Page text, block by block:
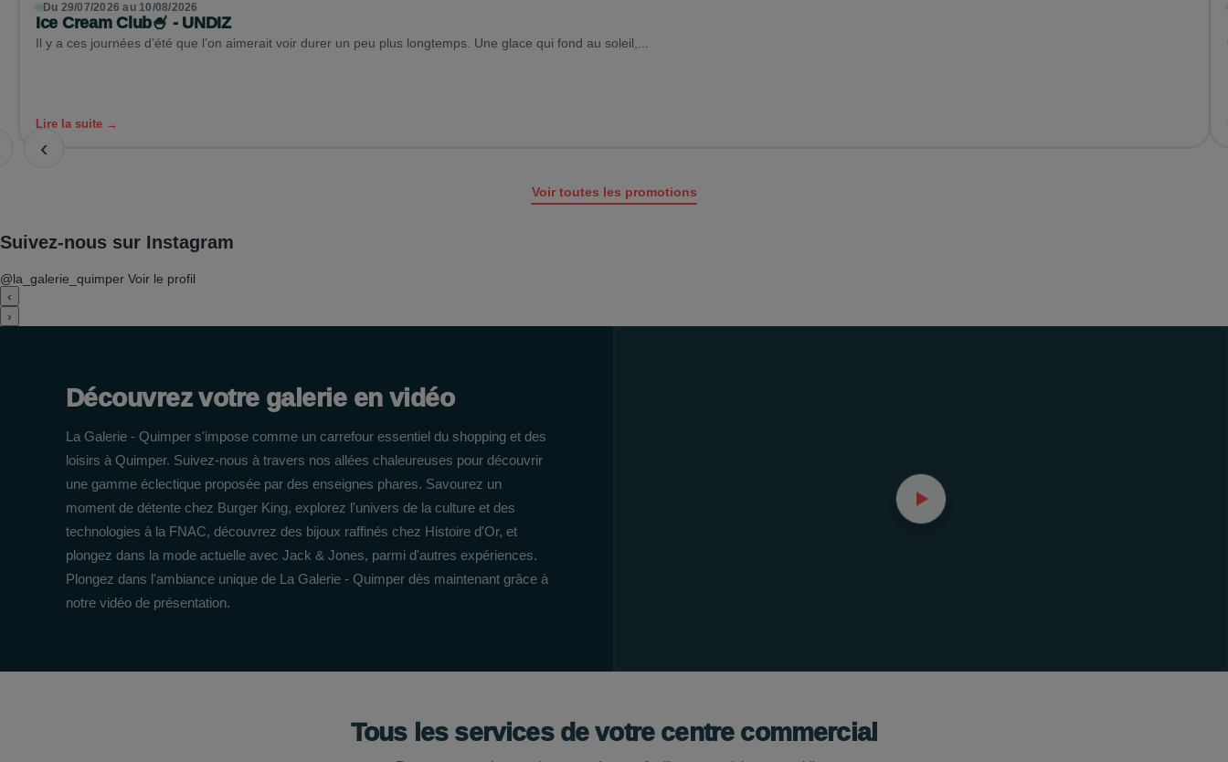
Du 29/07/2026 au 10/08/2026
Ice Cream Club🍧 - UNDIZ
Il y a ces journées d’été que l’on aimerait voir durer un peu plus longtemps. Une glace qui fond au soleil,...
Lire la suite →
‹
Voir toutes les promotions
Suivez-nous sur Instagram
@la_galerie_quimper Voir le profil
‹
›
Découvrez votre galerie en vidéo
La Galerie - Quimper s'impose comme un carrefour essentiel du shopping et des
loisirs à Quimper. Suivez-nous à travers nos allées chaleureuses pour découvrir
une gamme éclectique proposée par des enseignes phares. Savourez un
moment de détente chez Burger King, explorez l'univers de la culture et des
technologies à la FNAC, découvrez des bijoux raffinés chez Histoire d'Or, et
plongez dans la mode actuelle avec Jack & Jones, parmi d'autres expériences.
Plongez dans l'ambiance unique de La Galerie - Quimper dès maintenant grâce à
notre vidéo de présentation.
Tous les services de votre centre commercial